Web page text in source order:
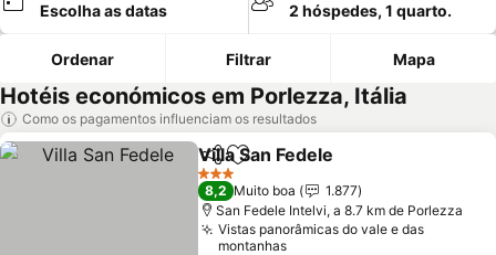
Escolha as datas 2 hóspedes, 1 quarto.
Ordenar Filtrar Mapa
Hotéis económicos em Porlezza, Itália
Como os pagamentos influenciam os resultados
PartilharAdicionar aos favoritos
Villa San Fedele
3 Estrelas
8,2 Muito boa
1.877
San Fedele Intelvi, a 8.7 km de Porlezza
Vistas panorâmicas do vale e das
montanhas